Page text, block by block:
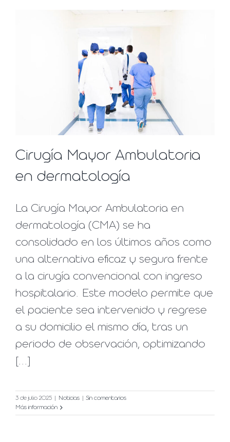
Cirugía Mayor Ambulatoria
en dermatología
La Cirugía Mayor Ambulatoria en
dermatología (CMA) se ha
consolidado en los últimos años como
una alternativa eficaz y segura frente
a la cirugía convencional con ingreso
hospitalario. Este modelo permite que
el paciente sea intervenido y regrese
a su domicilio el mismo día, tras un
periodo de observación, optimizando
[...]
3 de julio 2025 Noticias
Sin comentarios
Más información